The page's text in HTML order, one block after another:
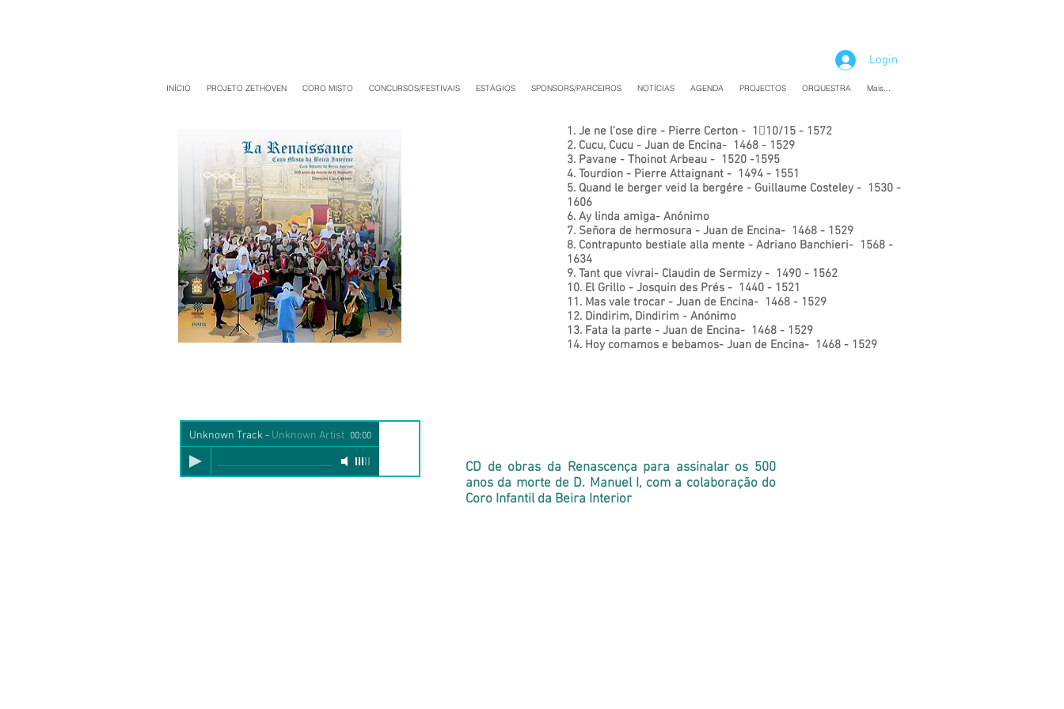
INÍCIO PROJETO ZETHOVEN CORO MISTO CONCURSOS/FESTIVAIS ESTÁGIOS SPONSORS/PARCEIROS NOTÍCIAS AGENDA PROJECTOS ORQUESTRA Mais...
Login
1. Je ne l’ose dire - Pierre Certon - 110/15 - 1572
2. Cucu, Cucu - Juan de Encina- 1468 - 1529
3. Pavane - Thoinot Arbeau - 1520 -1595
4. Tourdion - Pierre Attaignant - 1494 - 1551
5. Quand le berger veid la bergére - Guillaume Costeley - 1530 -
1606
6. Ay linda amiga- Anónimo
7. Señora de hermosura - Juan de Encina- 1468 - 1529
8. Contrapunto bestiale alla mente - Adriano Banchieri- 1568 -
1634
9. Tant que vivrai- Claudin de Sermizy - 1490 - 1562
10. El Grillo - Josquin des Prés - 1440 - 1521
11. Mas vale trocar - Juan de Encina- 1468 - 1529
12. Dindirim, Dindirim - Anónimo
13. Fata la parte - Juan de Encina- 1468 - 1529
14. Hoy comamos e bebamos- Juan de Encina- 1468 - 1529
Unknown Track- Unknown Artist 00:00
CD de obras da Renascença para assinalar os 500
anos da morte de D. Manuel I, com a colaboração do
Coro Infantil da Beira Interior